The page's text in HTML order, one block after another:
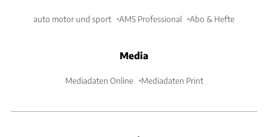
auto motor und sport AMS Professional Abo & Hefte
Media
Mediadaten Online Mediadaten Print